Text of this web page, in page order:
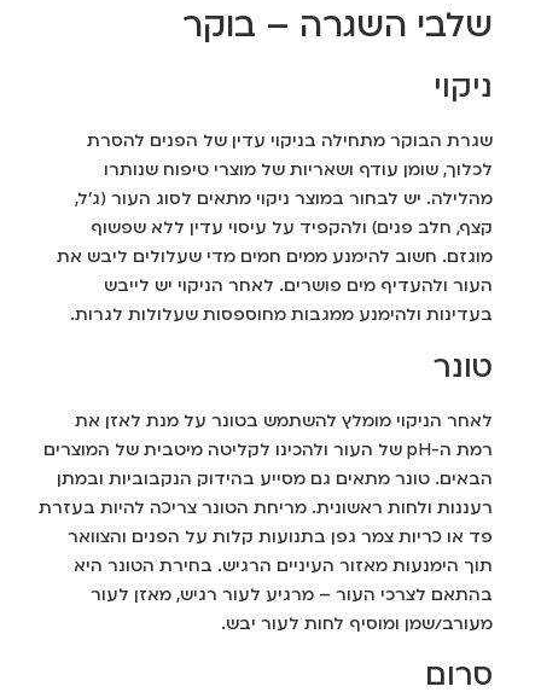
שלבי השגרה – בוקר
ניקוי
שגרת הבוקר מתחילה בניקוי עדין של הפנים להסרת
לכלוך, שומן עודף ושאריות של מוצרי טיפוח שנותרו
מהלילה. יש לבחור במוצר ניקוי מתאים לסוג העור (ג'ל,
קצף, חלב פנים) ולהקפיד על עיסוי עדין ללא שפשוף
מוגזם. חשוב להימנע ממים חמים מדי שעלולים ליבש את
העור ולהעדיף מים פושרים. לאחר הניקוי יש לייבש
בעדינות ולהימנע ממגבות מחוספסות שעלולות לגרות.
טונר
לאחר הניקוי מומלץ להשתמש בטונר על מנת לאזן את
רמת ה-pH של העור ולהכינו לקליטה מיטבית של המוצרים
הבאים. טונר מתאים גם מסייע בהידוק הנקבוביות ובמתן
רעננות ולחות ראשונית. מריחת הטונר צריכה להיות בעזרת
פד או כריות צמר גפן בתנועות קלות על הפנים והצוואר
תוך הימנעות מאזור העיניים הרגיש. בחירת הטונר היא
בהתאם לצרכי העור – מרגיע לעור רגיש, מאזן לעור
מעורב/שמן ומוסיף לחות לעור יבש.
סרום